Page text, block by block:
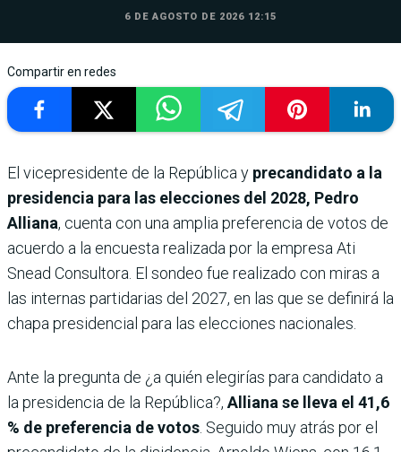
6 DE AGOSTO DE 2026 12:15
Compartir en redes
El vicepresidente de la República y precandidato a la
presidencia para las elecciones del 2028, Pedro
Alliana, cuenta con una amplia preferencia de votos de
acuerdo a la encuesta realizada por la empresa Ati
Snead Consultora. El sondeo fue realizado con miras a
las internas partidarias del 2027, en las que se definirá la
chapa presidencial para las elecciones nacionales.
Ante la pregunta de ¿a quién elegirías para candidato a
la presidencia de la República?, Alliana se lleva el 41,6
% de preferencia de votos. Seguido muy atrás por el